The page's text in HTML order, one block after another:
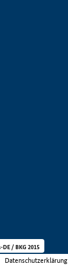
Datenschutzerklärung
DE / BKG 2015